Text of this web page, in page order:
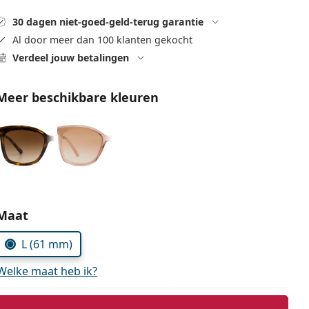
30 dagen niet-goed-geld-terug garantie
Al door meer dan 100 klanten gekocht
Verdeel jouw betalingen
beschikbare kleuren
parameters:
L (61 mm)
maat heb ik?